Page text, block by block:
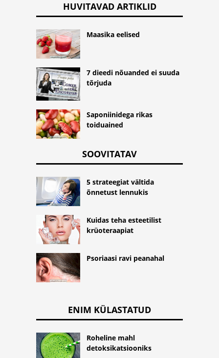
HUVITAVAD ARTIKLID
Maasika eelised
7 dieedi nõuanded ei suuda
tõrjuda
Saponiinidega rikas
toiduained
SOOVITATAV
5 strateegiat vältida
õnnetust lennukis
Kuidas teha esteetilist
krüoteraapiat
Psoriaasi ravi peanahal
ENIM KÜLASTATUD
Roheline mahl
detoksikatsiooniks